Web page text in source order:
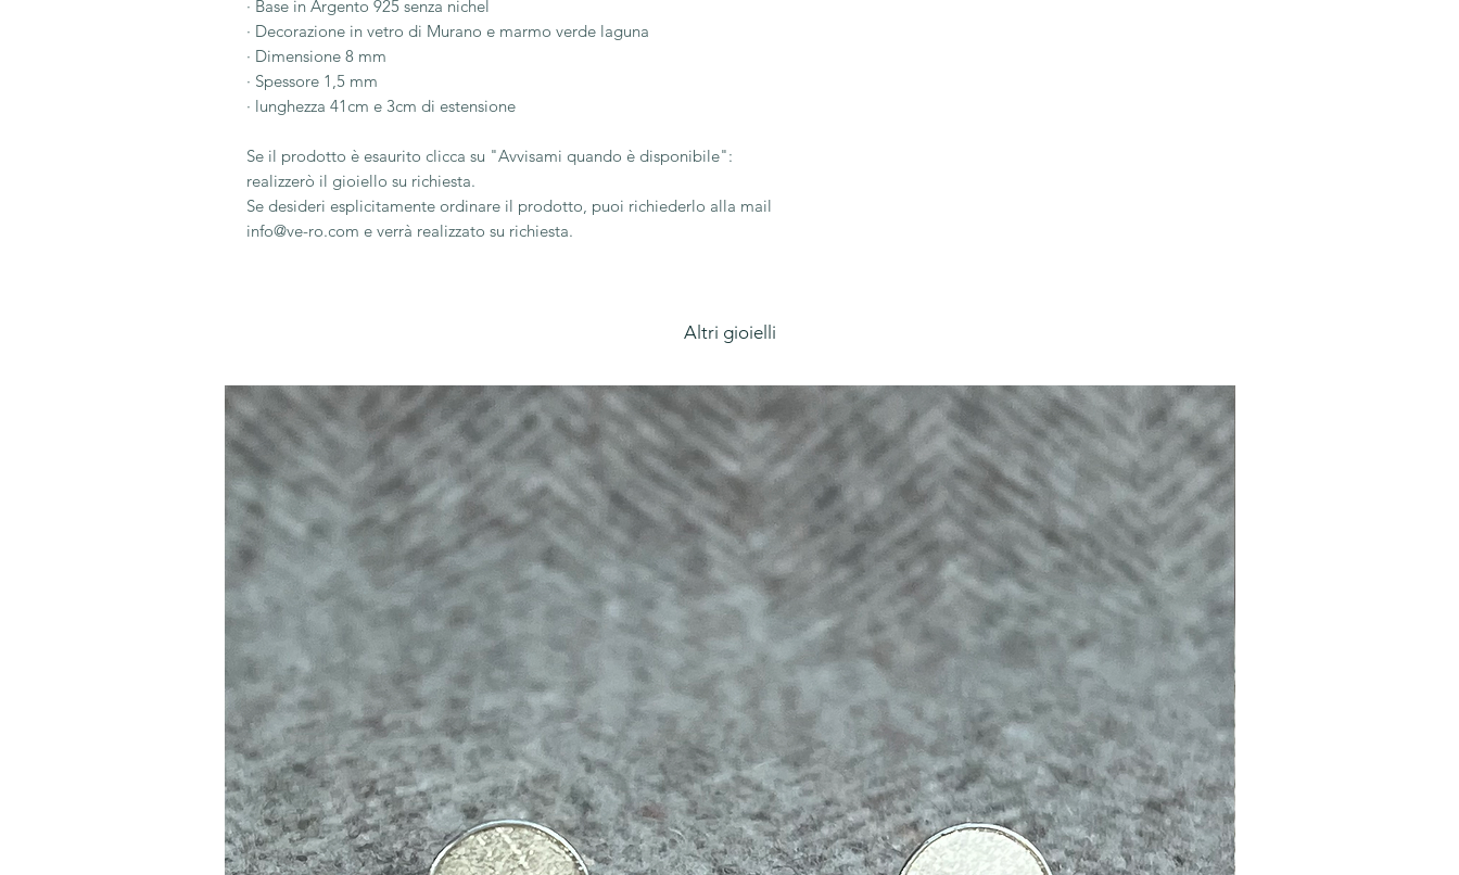
· Base in Argento 925 senza nichel
· Decorazione in vetro di Murano e marmo verde laguna
· Dimensione 8 mm
· Spessore 1,5 mm
· lunghezza 41cm e 3cm di estensione
Se il prodotto è esaurito clicca su "Avvisami quando è disponibile":
realizzerò il gioiello su richiesta.
Se desideri esplicitamente ordinare il prodotto, puoi richiederlo alla mail
info@ve-ro.com e verrà realizzato su richiesta.
Altri gioielli